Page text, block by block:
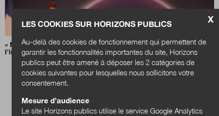
« Notre IA », le plan du gouvernement pour déployer
l'intelligence artificielle
X
LES COOKIES SUR HORIZONS PUBLICS
Au-delà des cookies de fonctionnement qui permettent de
garantir les fonctionnalités importantes du site, Horizons
publics peut être amené à déposer les 2 catégories de
cookies suivantes pour lesquelles nous sollicitons votre
consentement.
Mesure d’audience
Le site Horizons publics utilise le service Google Analytics